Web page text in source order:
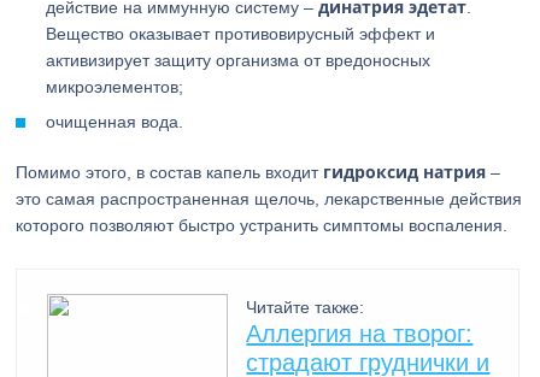
действие на иммунную систему –динатрия эдетат
Вещество оказывает противовирусный эффект и
активизирует защиту организма от вредоносных
микроэлементов;
очищенная вода.
Помимо этого, в состав капель входит гидроксид натрия –
это самая распространенная щелочь, лекарственные действия
которого позволяют быстро устранить симптомы воспаления.
Читайте также:
Аллергия на творог:
страдают груднички и